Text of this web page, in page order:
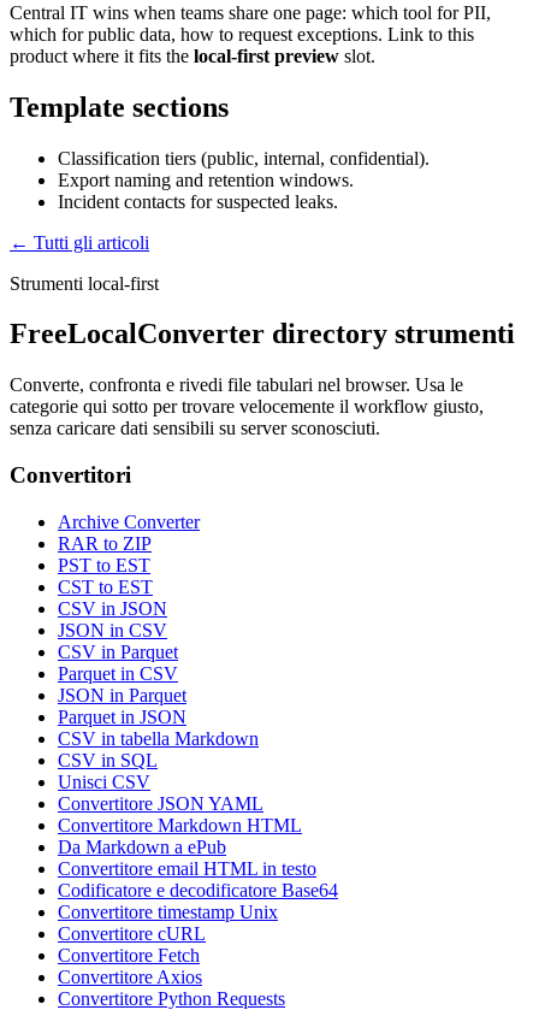
Central IT wins when teams share one page: which tool for PII,
which for public data, how to request exceptions. Link to this
product where it fits the local-first preview slot.
Template sections
Classification tiers (public, internal, confidential).
Export naming and retention windows.
Incident contacts for suspected leaks.
← Tutti gli articoli
Strumenti local-first
FreeLocalConverter directory strumenti
Converte, confronta e rivedi file tabulari nel browser. Usa le
categorie qui sotto per trovare velocemente il workflow giusto,
senza caricare dati sensibili su server sconosciuti.
Convertitori
Archive Converter
RAR to ZIP
PST to EST
CST to EST
CSV in JSON
JSON in CSV
CSV in Parquet
Parquet in CSV
JSON in Parquet
Parquet in JSON
CSV in tabella Markdown
CSV in SQL
Unisci CSV
Convertitore JSON YAML
Convertitore Markdown HTML
Da Markdown a ePub
Convertitore email HTML in testo
Codificatore e decodificatore Base64
Convertitore timestamp Unix
Convertitore cURL
Convertitore Fetch
Convertitore Axios
Convertitore Python Requests